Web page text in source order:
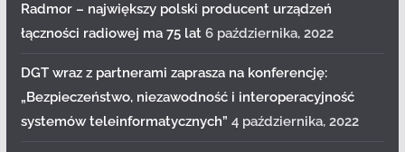
Radmor – największy polski producent urządzeń
łączności radiowej ma 75 lat 6 października, 2022
DGT wraz z partnerami zaprasza na konferencję:
„Bezpieczeństwo, niezawodność i interoperacyjność
systemów teleinformatycznych” 4 października, 2022